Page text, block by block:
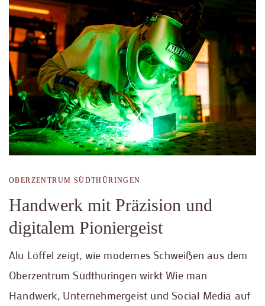
OBERZENTRUM SÜDTHÜRINGEN
Handwerk mit Präzision und
digitalem Pioniergeist
Alu Löffel zeigt, wie modernes Schweißen aus dem
Oberzentrum Südthüringen wirkt Wie man
Handwerk, Unternehmergeist und Social Media auf